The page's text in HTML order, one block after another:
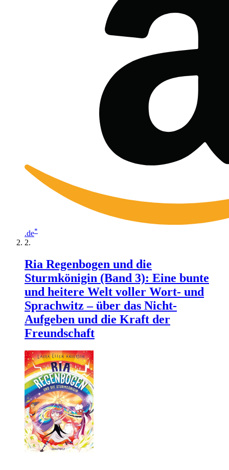
.de*
Ria Regenbogen und die
Sturmkönigin (Band 3): Eine bunte
und heitere Welt voller Wort- und
Sprachwitz – über das Nicht-
Aufgeben und die Kraft der
Freundschaft